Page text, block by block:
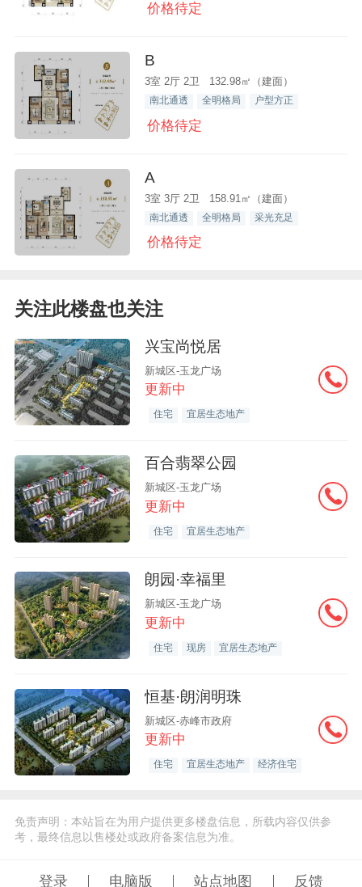
价格待定
B
3室 2厅 2卫 132.98㎡（建面）
南北通透 全明格局 户型方正
价格待定
A
3室 3厅 2卫 158.91㎡（建面）
南北通透 全明格局 采光充足
价格待定
关注此楼盘也关注
兴宝尚悦居
新城区-玉龙广场
更新中
住宅 宜居生态地产
百合翡翠公园
新城区-玉龙广场
更新中
住宅 宜居生态地产
朗园·幸福里
新城区-玉龙广场
更新中
住宅 现房 宜居生态地产
恒基·朗润明珠
新城区-赤峰市政府
更新中
住宅 宜居生态地产 经济住宅
免责声明：本站旨在为用户提供更多楼盘信息，所载内容仅供参
考，最终信息以售楼处或政府备案信息为准。
登录 电脑版 站点地图 反馈